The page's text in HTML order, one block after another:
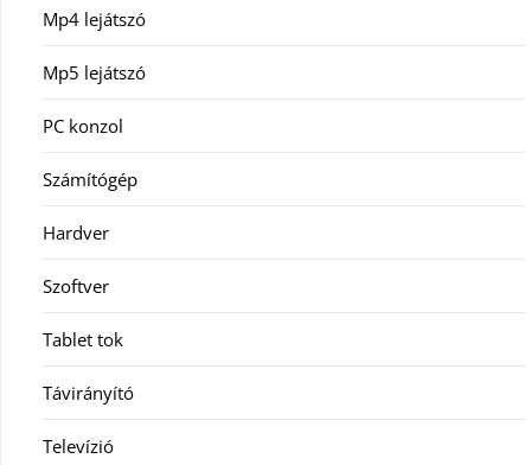
Mp4 lejátszó
Mp5 lejátszó
PC konzol
Számítógép
Hardver
Szoftver
Tablet tok
Távirányító
Televízió